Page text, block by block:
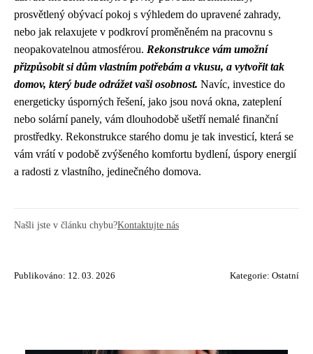
prosvětlený obývací pokoj s výhledem do upravené zahrady,
nebo jak relaxujete v podkroví proměněném na pracovnu s
neopakovatelnou atmosférou. Rekonstrukce vám umožní
přizpůsobit si dům vlastním potřebám a vkusu, a vytvořit tak
domov, který bude odrážet vaši osobnost. Navíc, investice do
energeticky úsporných řešení, jako jsou nová okna, zateplení
nebo solární panely, vám dlouhodobě ušetří nemalé finanční
prostředky. Rekonstrukce starého domu je tak investicí, která se
vám vrátí v podobě zvýšeného komfortu bydlení, úspory energií
a radosti z vlastního, jedinečného domova.
Našli jste v článku chybu?Kontaktujte nás
Publikováno: 12. 03. 2026 Kategorie: Ostatní